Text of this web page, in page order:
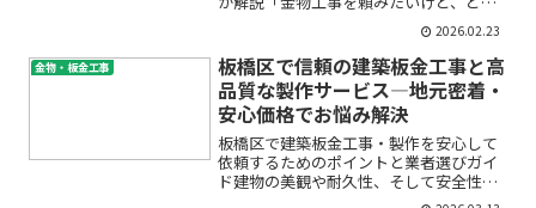
くらいの単価が相場なの？」「見積りの
内容が妥当か不安…」「できればコスト
も抑えたい」越谷市で建築金物の取り付
けや修理・加工を検討中の...
2026.02.23
金物・板金工事
板橋区で信頼の建築板金工事と高
品質な製作サービス―地元密着・
安心価格でお悩み解決
板橋区で建築板金工事・製作を安心して
依頼するためのポイントと業者選びガイ
ド建物の美観や耐久性、そして安全性に
深く関わる「建築板金工事」。屋根や雨